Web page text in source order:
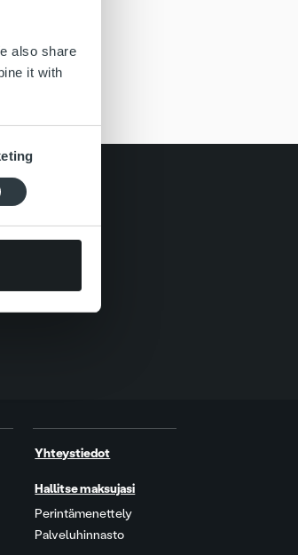
also share
it with
Yhteystiedot
Hallitse maksujasi
Perintämenettely
Palveluhinnasto